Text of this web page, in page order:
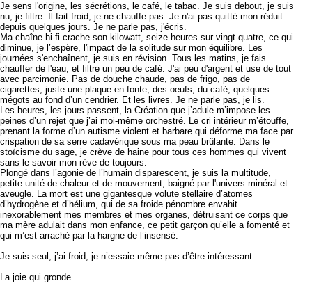
Je sens l'origine, les sécrétions, le café, le tabac. Je suis debout, je suis
nu, je filtre. Il fait froid, je ne chauffe pas. Je n'ai pas quitté mon réduit
depuis quelques jours. Je ne parle pas, j'écris.
Ma chaîne hi-fi crache son kilowatt, seize heures sur vingt-quatre, ce qui
diminue, je l’espère, l'impact de la solitude sur mon équilibre. Les
journées s'enchaînent, je suis en révision. Tous les matins, je fais
chauffer de l'eau, et filtre un peu de café. J'ai peu d'argent et use de tout
avec parcimonie. Pas de douche chaude, pas de frigo, pas de
cigarettes, juste une plaque en fonte, des oeufs, du café, quelques
mégots au fond d’un cendrier. Et les livres. Je ne parle pas, je lis.
Les heures, les jours passent, la Création que j’adule m’impose les
peines d’un rejet que j’ai moi-même orchestré. Le cri intérieur m’étouffe,
prenant la forme d’un autisme violent et barbare qui déforme ma face par
crispation de sa serre cadavérique sous ma peau brûlante. Dans le
stoïcisme du sage, je crève de haine pour tous ces hommes qui vivent
sans le savoir mon rève de toujours.
Plongé dans l’agonie de l’humain disparescent, je suis la multitude,
petite unité de chaleur et de mouvement, baigné par l'univers minéral et
aveugle. La mort est une gigantesque volute stellaire d’atomes
d’hydrogène et d’hélium, qui de sa froide pénombre envahit
inexorablement mes membres et mes organes, détruisant ce corps que
ma mère adulait dans mon enfance, ce petit garçon qu’elle a fomenté et
qui m’est arraché par la hargne de l’insensé.
Je suis seul, j’ai froid, je n’essaie même pas d’être intéressant.
La joie qui gronde.